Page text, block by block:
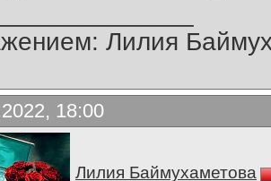
Лилия
18:00
Лилия Баймухаметова